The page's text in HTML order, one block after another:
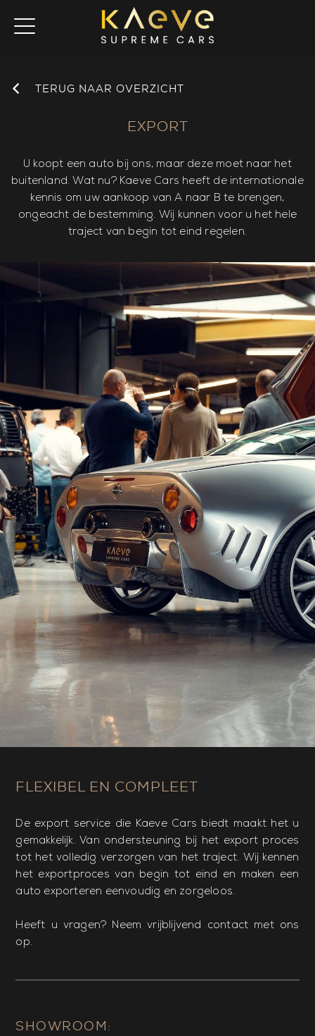
TERUG NAAR OVERZICHT
EXPORT
U koopt een auto bij ons, maar deze moet naar het
buitenland. Wat nu? Kaeve Cars heeft de internationale
kennis om uw aankoop van A naar B te brengen,
ongeacht de bestemming. Wij kunnen voor u het hele
traject van begin tot eind regelen.
FLEXIBEL EN COMPLEET
De export service die Kaeve Cars biedt maakt het u
gemakkelijk. Van ondersteuning bij het export proces
tot het volledig verzorgen van het traject. Wij kennen
het exportproces van begin tot eind en maken een
auto exporteren eenvoudig en zorgeloos.
Heeft u vragen? Neem vrijblijvend contact met ons
op.
SHOWROOM: